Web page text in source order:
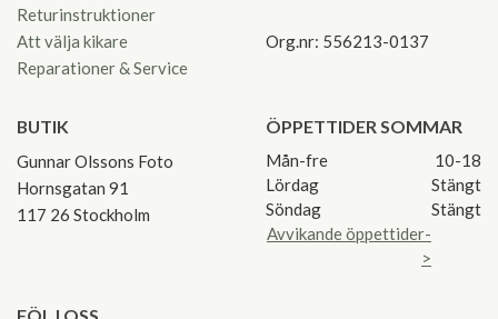
Returinstruktioner
Att välja kikare
Reparationer & Service
Org.nr: 556213-0137
BUTIK
Gunnar Olssons Foto
Hornsgatan 91
117 26 Stockholm
ÖPPETTIDER SOMMAR
Mån-fre
10-18
Lördag
Stängt
Söndag
Stängt
Avvikande öppettider-
>
FÖLJ OSS